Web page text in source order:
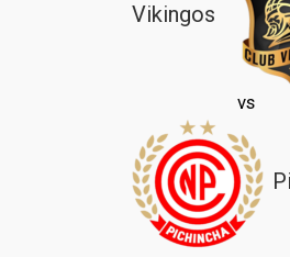
Vikingos
vs